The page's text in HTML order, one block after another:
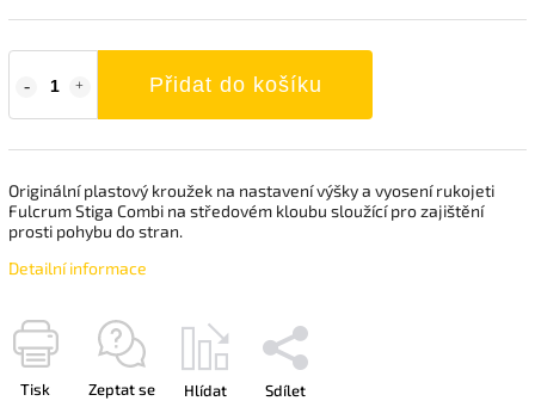
Přidat do košíku
Originální plastový kroužek na nastavení výšky a vyosení rukojeti
Fulcrum Stiga Combi na středovém kloubu sloužící pro zajištění
prosti pohybu do stran.
Detailní informace
Tisk Zeptat se Hlídat Sdílet